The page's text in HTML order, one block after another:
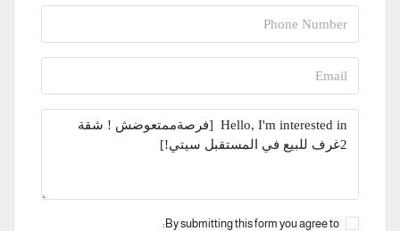
By submitting this form you agree to: